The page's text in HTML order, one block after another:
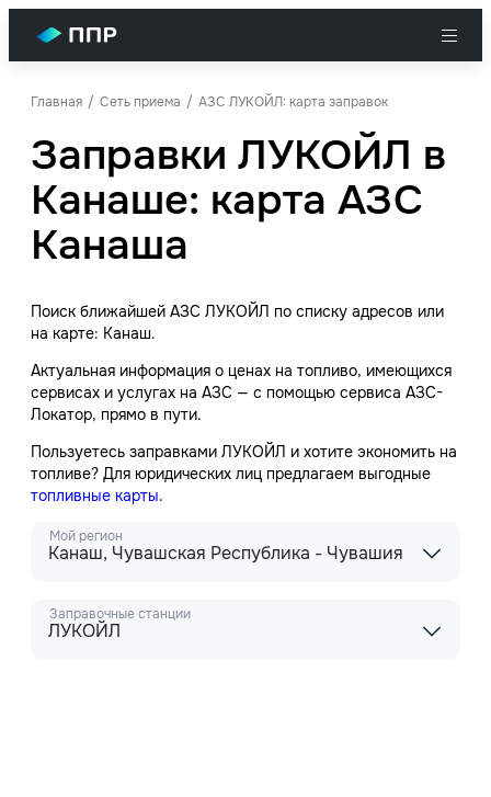
Главная Сеть приема АЗС ЛУКОЙЛ: карта заправок
Заправки ЛУКОЙЛ в
Канаше: карта АЗС
Канаша
Поиск ближайшей АЗС ЛУКОЙЛ по списку адресов или
на карте: Канаш.
Актуальная информация о ценах на топливо, имеющихся
сервисах и услугах на АЗС — с помощью сервиса АЗС-
Локатор, прямо в пути.
Пользуетесь заправками ЛУКОЙЛ и хотите экономить на
топливе? Для юридических лиц предлагаем выгодные
топливные карты.
Мой регион
Канаш, Чувашская Республика - Чувашия
Заправочные станции
ЛУКОЙЛ